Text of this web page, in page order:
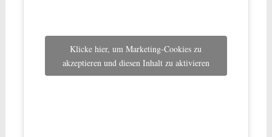
Klicke hier, um Marketing-Cookies zu
akzeptieren und diesen Inhalt zu aktivieren